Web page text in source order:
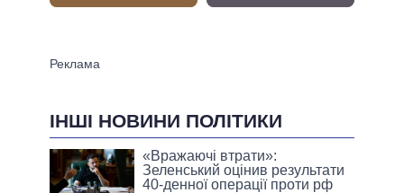
ІНШІ НОВИНИ ПОЛІТИКИ
«Вражаючі втрати»:
Зеленський оцінив результати
40-денної операції проти рф